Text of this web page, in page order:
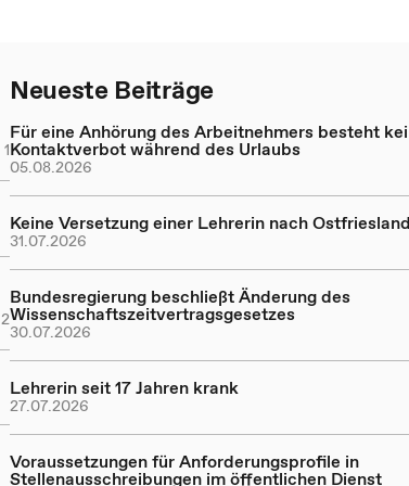
1
2
Neueste Beiträge
Für eine Anhörung des Arbeitnehmers besteht
Kontaktverbot während des Urlaubs
05.08.2026
Keine Versetzung einer Lehrerin nach
31.07.2026
Bundesregierung beschließt Änderung des
Wissenschaftszeitvertragsgesetzes
30.07.2026
Lehrerin seit 17 Jahren krank
27.07.2026
Voraussetzungen für Anforderungsprofile in
Stellenausschreibungen im öffentlichen Dienst